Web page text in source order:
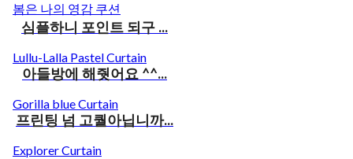
봄은 나의 영감 쿠션
심플하니 포인트 되구 ...
Lullu-Lalla Pastel Curtain
아들방에 해줫어요 ^^...
Gorilla blue Curtain
프린팅 넘 고퀄아닙니까...
Explorer Curtain